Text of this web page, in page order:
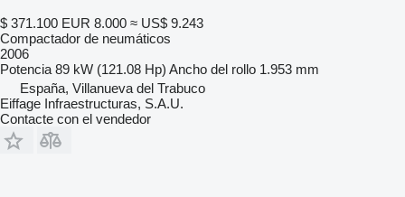
$ 371.100 EUR 8.000 ≈ US$ 9.243
Compactador de neumáticos
2006
Potencia 89 kW (121.08 Hp) Ancho del rollo 1.953 mm
España, Villanueva del Trabuco
Eiffage Infraestructuras, S.A.U.
Contacte con el vendedor